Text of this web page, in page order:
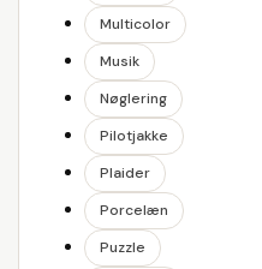
Multicolor
Musik
Nøglering
Pilotjakke
Plaider
Porcelæn
Puzzle